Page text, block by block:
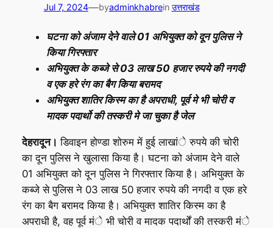
Jul 7, 2024—byadminkhabrein उत्तराखंड
घटना को अंजाम देने वाले 01 अभियुक्त को दून पुलिस ने
किया गिरफ्तार
अभियुक्त के कब्जे से 03 लाख 50 हजार रुपये की नगदी
व एक हरे रंग का बैग किया बरामद
अभियुक्त शातिर किस्म का है अपराधी, पूर्व मे भी चोरी व
मादक पदार्थो की तस्करी मे जा चुका है जेल
देहरादून। डिवाइन होण्डा शोरुम में हुई लाखांे रुपये की चोरी
का दून पुलिस ने खुलासा किया है। घटना को अंजाम देने वाले
01 अभियुक्त को दून पुलिस ने गिरफ्तार किया है। अभियुक्त के
कब्जे से पुलिस ने 03 लाख 50 हजार रुपये की नगदी व एक हरे
रंग का बैग बरामद किया है। अभियुक्त शातिर किस्म का है
अपराधी है, वह पूर्व मंे भी चोरी व मादक पदार्थों की तस्करी मंे